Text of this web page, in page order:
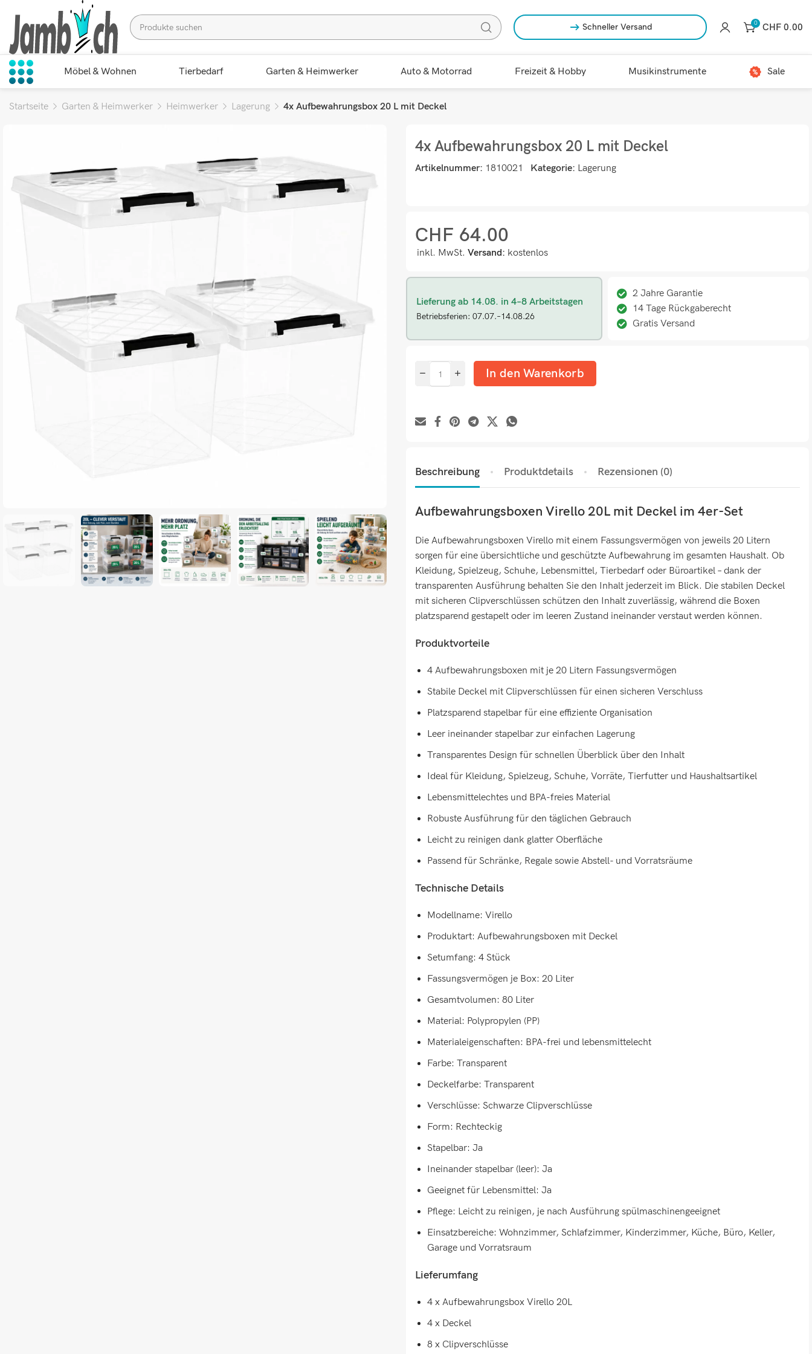
Schneller Versand 0 CHF 0.00
Möbel & Wohnen Tierbedarf Garten & Heimwerker Auto & Motorrad Freizeit & Hobby Musikinstrumente Sale
Startseite Garten & Heimwerker Heimwerker Lagerung 4x Aufbewahrungsbox 20 L mit Deckel
4x Aufbewahrungsbox 20 L mit Deckel
Artikelnummer: 1810021 Kategorie: Lagerung
CHF 64.00
inkl. MwSt. Versand: kostenlos
Lieferung ab 14.08. in 4–8 Arbeitstagen
Betriebsferien: 07.07.–14.08.26
2 Jahre Garantie
14 Tage Rückgaberecht
Gratis Versand
In den Warenkorb
Beschreibung Produktdetails Rezensionen (0)
Aufbewahrungsboxen Virello 20L mit Deckel im 4er-Set
Die Aufbewahrungsboxen Virello mit einem Fassungsvermögen von jeweils 20 Litern
sorgen für eine übersichtliche und geschützte Aufbewahrung im gesamten Haushalt. Ob
Kleidung, Spielzeug, Schuhe, Lebensmittel, Tierbedarf oder Büroartikel – dank der
transparenten Ausführung behalten Sie den Inhalt jederzeit im Blick. Die stabilen Deckel
mit sicheren Clipverschlüssen schützen den Inhalt zuverlässig, während die Boxen
platzsparend gestapelt oder im leeren Zustand ineinander verstaut werden können.
Produktvorteile
4 Aufbewahrungsboxen mit je 20 Litern Fassungsvermögen
Stabile Deckel mit Clipverschlüssen für einen sicheren Verschluss
Platzsparend stapelbar für eine effiziente Organisation
Leer ineinander stapelbar zur einfachen Lagerung
Transparentes Design für schnellen Überblick über den Inhalt
Ideal für Kleidung, Spielzeug, Schuhe, Vorräte, Tierfutter und Haushaltsartikel
Lebensmittelechtes und BPA-freies Material
Robuste Ausführung für den täglichen Gebrauch
Leicht zu reinigen dank glatter Oberfläche
Passend für Schränke, Regale sowie Abstell- und Vorratsräume
Technische Details
Modellname: Virello
Produktart: Aufbewahrungsboxen mit Deckel
Setumfang: 4 Stück
Fassungsvermögen je Box: 20 Liter
Gesamtvolumen: 80 Liter
Material: Polypropylen (PP)
Materialeigenschaften: BPA-frei und lebensmittelecht
Farbe: Transparent
Deckelfarbe: Transparent
Verschlüsse: Schwarze Clipverschlüsse
Form: Rechteckig
Stapelbar: Ja
Ineinander stapelbar (leer): Ja
Geeignet für Lebensmittel: Ja
Pflege: Leicht zu reinigen, je nach Ausführung spülmaschinengeeignet
Einsatzbereiche: Wohnzimmer, Schlafzimmer, Kinderzimmer, Küche, Büro, Keller,
Garage und Vorratsraum
Lieferumfang
4 x Aufbewahrungsbox Virello 20L
4 x Deckel
8 x Clipverschlüsse